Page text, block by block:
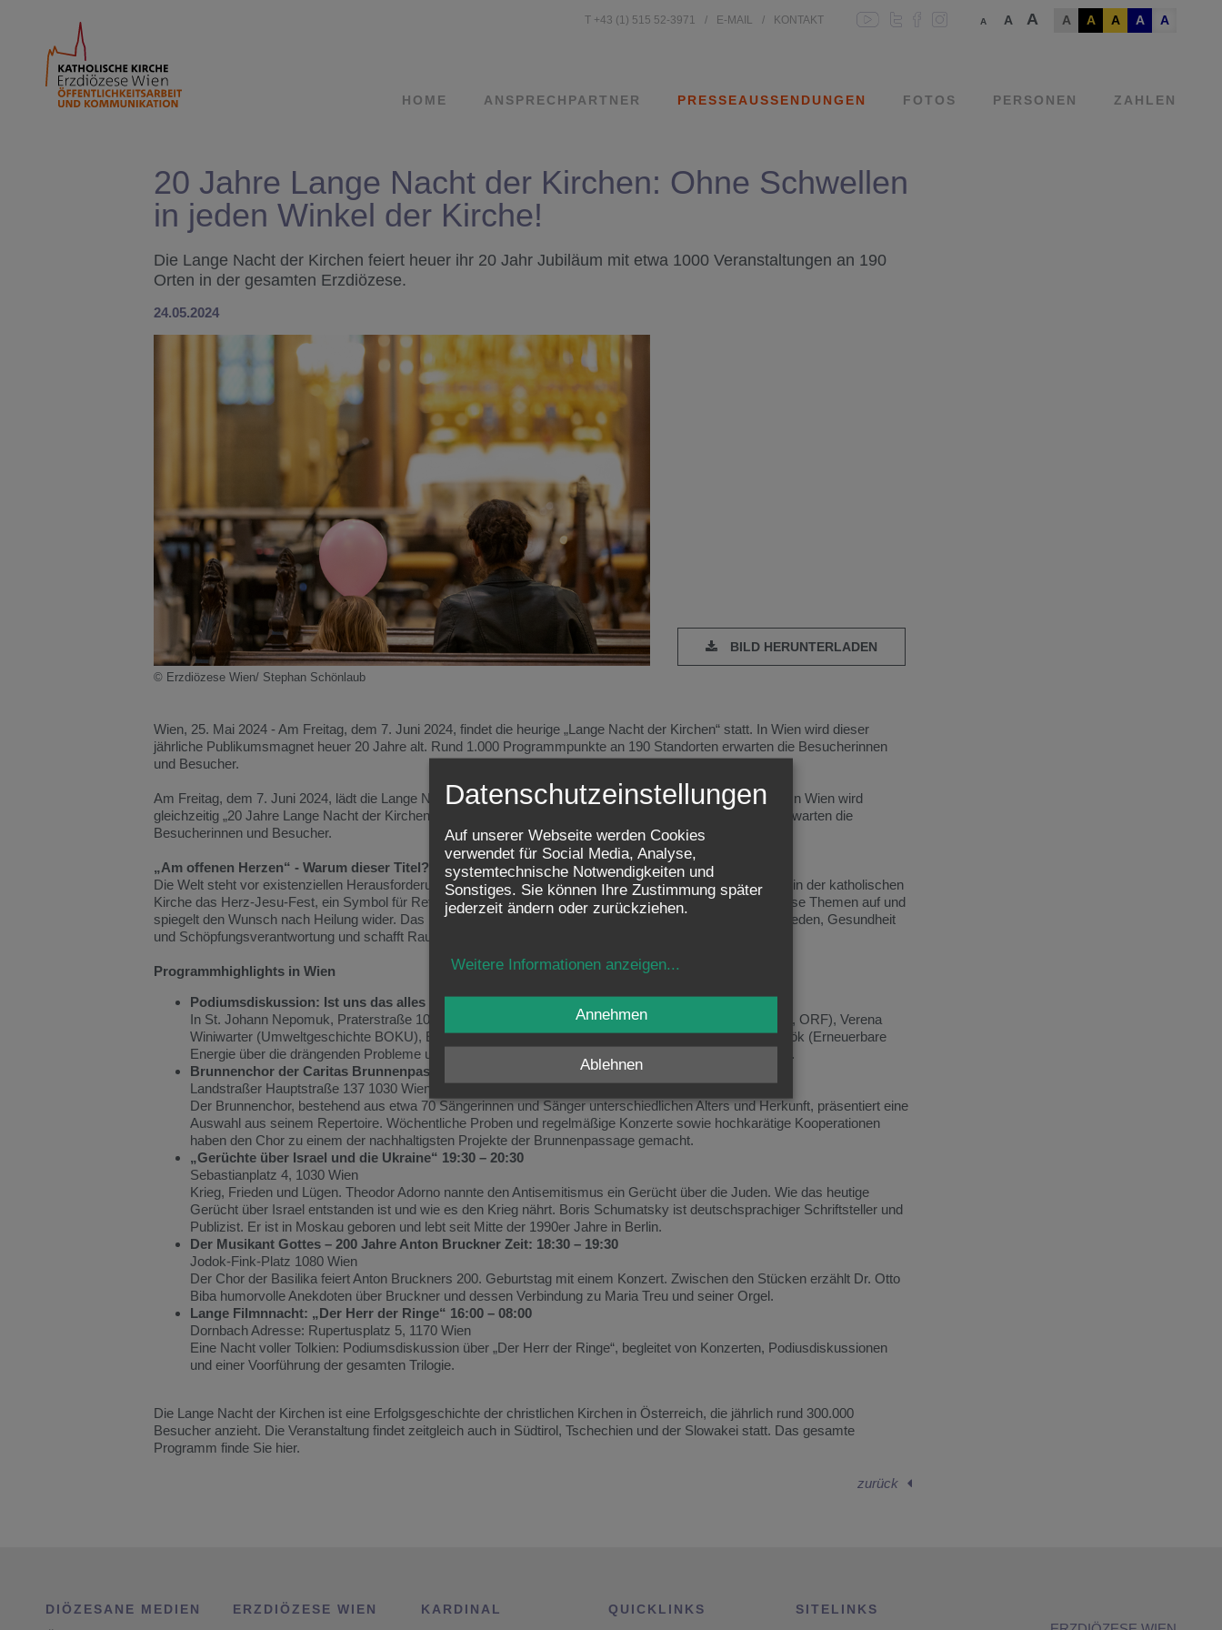
T +43 (1) 515 52-3971 E-MAIL KONTAKT A A A A A A A A
HOME ANSPRECHPARTNER PRESSEAUSSENDUNGEN FOTOS PERSONEN ZAHLEN
20 Jahre Lange Nacht der Kirchen: Ohne Schwellen
in jeden Winkel der Kirche!
Die Lange Nacht der Kirchen feiert heuer ihr 20 Jahr Jubiläum mit etwa 1000 Veranstaltungen an 190
Orten in der gesamten Erzdiözese.
24.05.2024
© Erzdiözese Wien/ Stephan Schönlaub
BILD HERUNTERLADEN
Wien, 25. Mai 2024 - Am Freitag, dem 7. Juni 2024, findet die heurige „Lange Nacht der Kirchen“ statt. In Wien wird dieser
jährliche Publikumsmagnet heuer 20 Jahre alt. Rund 1.000 Programmpunkte an 190 Standorten erwarten die Besucherinnen
und Besucher.
Am Freitag, dem 7. Juni 2024, lädt die Lange Nacht der Kirchen wieder zu einem vielfältigen Programm ein. In Wien wird
gleichzeitig „20 Jahre Lange Nacht der Kirchen“ gefeiert. Rund 1.000 Programmpunkte an 190 Standorten erwarten die
Besucherinnen und Besucher.
„Am offenen Herzen“ - Warum dieser Titel?
Die Welt steht vor existenziellen Herausforderungen wie Krieg, Armut und Umweltzerstörung. Der 7. Juni ist in der katholischen
Kirche das Herz-Jesu-Fest, ein Symbol für Rettung und Hoffnung. Das Motto „Am offenen Herzen“ fängt diese Themen auf und
spiegelt den Wunsch nach Heilung wider. Das Programm bietet eine breite Palette an Veranstaltungen zu Frieden, Gesundheit
und Schöpfungsverantwortung und schafft Raum für Gebet und Reflexion.
Programmhighlights in Wien
Podiumsdiskussion: Ist uns das alles nicht zu viel? 19:30 – 21:00
In St. Johann Nepomuk, Praterstraße 1020 Wien diskutieren Experten wie Marcus Wadsak (angefragt, ORF), Verena
Winiwarter (Umweltgeschichte BOKU), Elisabeth Schindegger (war Hebamme in Angola), Peter Püspök (Erneuerbare
Energie über die drängenden Probleme unserer Zeit. Moderation: Anja Appel, KOO/Bischofskonferenz.
Brunnenchor der Caritas Brunnenpassage – ArtSocialSpace 19:15 – 19:45
Landstraßer Hauptstraße 137 1030 Wien
Der Brunnenchor, bestehend aus etwa 70 Sängerinnen und Sänger unterschiedlichen Alters und Herkunft, präsentiert eine
Auswahl aus seinem Repertoire. Wöchentliche Proben und regelmäßige Konzerte sowie hochkarätige Kooperationen
haben den Chor zu einem der nachhaltigsten Projekte der Brunnenpassage gemacht.
„Gerüchte über Israel und die Ukraine“ 19:30 – 20:30
Sebastianplatz 4, 1030 Wien
Krieg, Frieden und Lügen. Theodor Adorno nannte den Antisemitismus ein Gerücht über die Juden. Wie das heutige
Gerücht über Israel entstanden ist und wie es den Krieg nährt. Boris Schumatsky ist deutschsprachiger Schriftsteller und
Publizist. Er ist in Moskau geboren und lebt seit Mitte der 1990er Jahre in Berlin.
Der Musikant Gottes – 200 Jahre Anton Bruckner Zeit: 18:30 – 19:30
Jodok-Fink-Platz 1080 Wien
Der Chor der Basilika feiert Anton Bruckners 200. Geburtstag mit einem Konzert. Zwischen den Stücken erzählt Dr. Otto
Biba humorvolle Anekdoten über Bruckner und dessen Verbindung zu Maria Treu und seiner Orgel.
Lange Filmnnacht: „Der Herr der Ringe“ 16:00 – 08:00
Dornbach Adresse: Rupertusplatz 5, 1170 Wien
Eine Nacht voller Tolkien: Podiumsdiskussion über „Der Herr der Ringe“, begleitet von Konzerten, Podiusdiskussionen
und einer Voorführung der gesamten Trilogie.
Die Lange Nacht der Kirchen ist eine Erfolgsgeschichte der christlichen Kirchen in Österreich, die jährlich rund 300.000
Besucher anzieht. Die Veranstaltung findet zeitgleich auch in Südtirol, Tschechien und der Slowakei statt. Das gesamte
Programm finde Sie hier.
zurück
DIÖZESANE MEDIEN ERZDIÖZESE WIEN KARDINAL QUICKLINKS SITELINKS
Datenschutzeinstellungen
Auf unserer Webseite werden Cookies
verwendet für Social Media, Analyse,
systemtechnische Notwendigkeiten und
Sonstiges. Sie können Ihre Zustimmung später
jederzeit ändern oder zurückziehen.
Weitere Informationen anzeigen...
Ablehnen
Annehmen